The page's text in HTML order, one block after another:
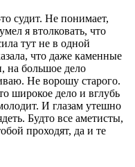
судит. Не понимает,
я втолковать, что
тут не в одной
что даже каменные
на большое дело
Не ворошу старого.
широкое дело и вглубь
И глазам утешно
Будто все аметисты,
проходят, да и те